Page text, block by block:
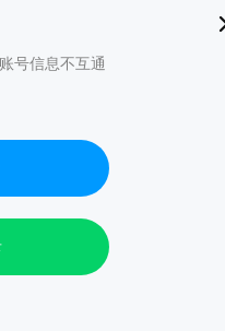
号信息不互通